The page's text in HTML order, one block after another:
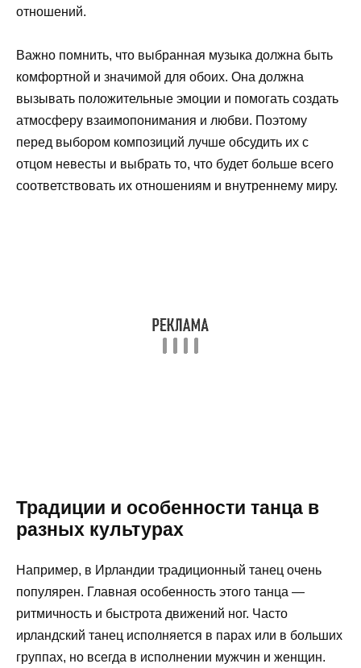
отношений.
Важно помнить, что выбранная музыка должна быть
комфортной и значимой для обоих. Она должна
вызывать положительные эмоции и помогать создать
атмосферу взаимопонимания и любви. Поэтому
перед выбором композиций лучше обсудить их с
отцом невесты и выбрать то, что будет больше всего
соответствовать их отношениям и внутреннему миру.
Традиции и особенности танца в
разных культурах
Например, в Ирландии традиционный танец очень
популярен. Главная особенность этого танца —
ритмичность и быстрота движений ног. Часто
ирландский танец исполняется в парах или в больших
группах, но всегда в исполнении мужчин и женщин.